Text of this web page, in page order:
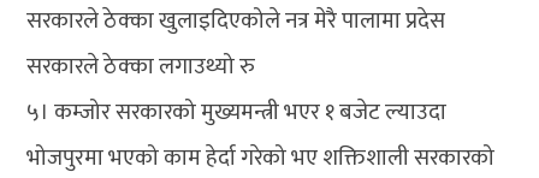
सरकारले ठेक्का खुलाइदिएकोले नत्र मेरै पालामा प्रदेस
सरकारले ठेक्का लगाउथ्यो रु
५। कम्जोर सरकारको मुख्यमन्त्री भएर १ बजेट ल्याउदा
भोजपुरमा भएको काम हेर्दा गरेको भए शक्तिशाली सरकारको